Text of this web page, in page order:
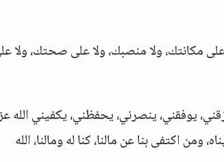
على مكانتك، ولا منصبك، ولا على صحتك، ولا
يوفقني، ينصرني، يحفظني، يكفيني الله
اكتفى بنا عن مالنا، كنا له ومالنا، الله